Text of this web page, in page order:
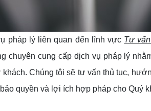
pháp lý liên quan đến lĩnh vực Tư
chuyên cung cấp dịch vụ pháp lý
khách. Chúng tôi sẽ tư vấn thủ tục,
quyền và lợi ích hợp pháp cho Quý